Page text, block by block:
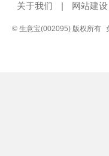
关于我们 | 网站建设
© 生意宝(002095) 版权所有